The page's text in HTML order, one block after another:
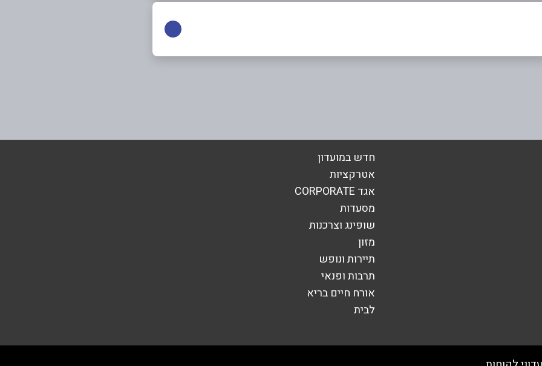
אימייל*
חדש במועדון
אטרקציות
אגד CORPORATE
מסעדות
שופינג וצרכנות
מזון
תיירות ונופש
תרבות ופנאי
אורח חיים בריא
לבית